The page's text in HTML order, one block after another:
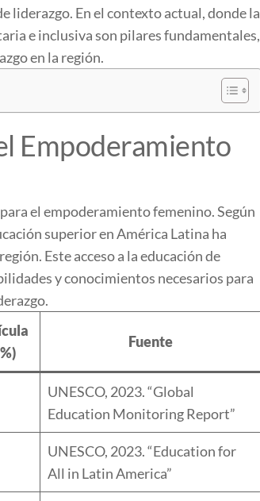
liderazgo. En el contexto actual, donde la
e inclusiva son pilares fundamentales,
en la región.
Empoderamiento
el empoderamiento femenino. Según
superior en América Latina ha
Este acceso a la educación de
y conocimientos necesarios para
Fuente
UNESCO, 2023. “Global
Education Monitoring Report”
UNESCO, 2023. “Education for
All in Latin America”